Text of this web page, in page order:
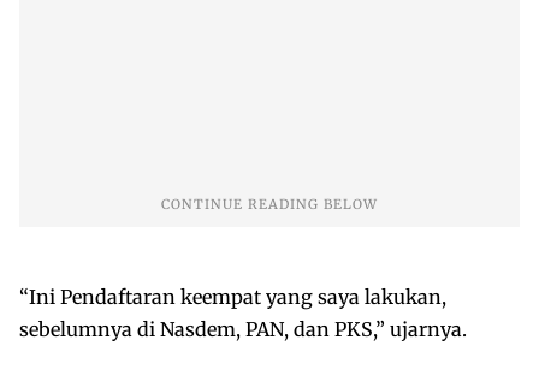
“Ini Pendaftaran keempat yang saya lakukan,
sebelumnya di Nasdem, PAN, dan PKS,” ujarnya.